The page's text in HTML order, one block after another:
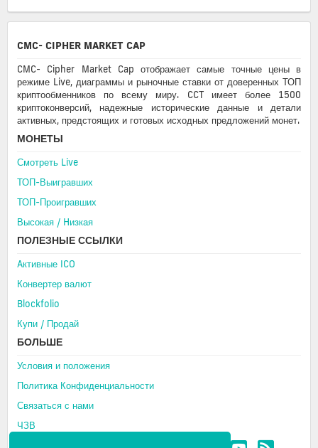
CMC- CIPHER MARKET CAP
CMC- Cipher Market Cap отображает самые точные цены в
режиме Live, диаграммы и рыночные ставки от доверенных ТОП
криптообменников по всему миру. CCT имеет более 1500
криптоконверсий, надежные исторические данные и детали
активных, предстоящих и готовых исходных предложений монет.
МОНЕТЫ
Смотреть Live
ТОП-Выигравших
ТОП-Проигравших
Высокая / Hизкая
ПОЛЕЗНЫЕ ССЫЛКИ
Aктивные ICO
Конвертер валют
Blockfolio
Купи / Продай
БОЛЬШЕ
Условия и положения
Политика Конфиденциальности
Связаться с нами
ЧЗВ